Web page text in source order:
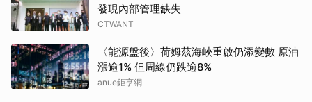
發現內部管理缺失
CTWANT
〈能源盤後〉荷姆茲海峽重啟仍添變數 原油
漲逾1% 但周線仍跌逾8%
anue鉅亨網